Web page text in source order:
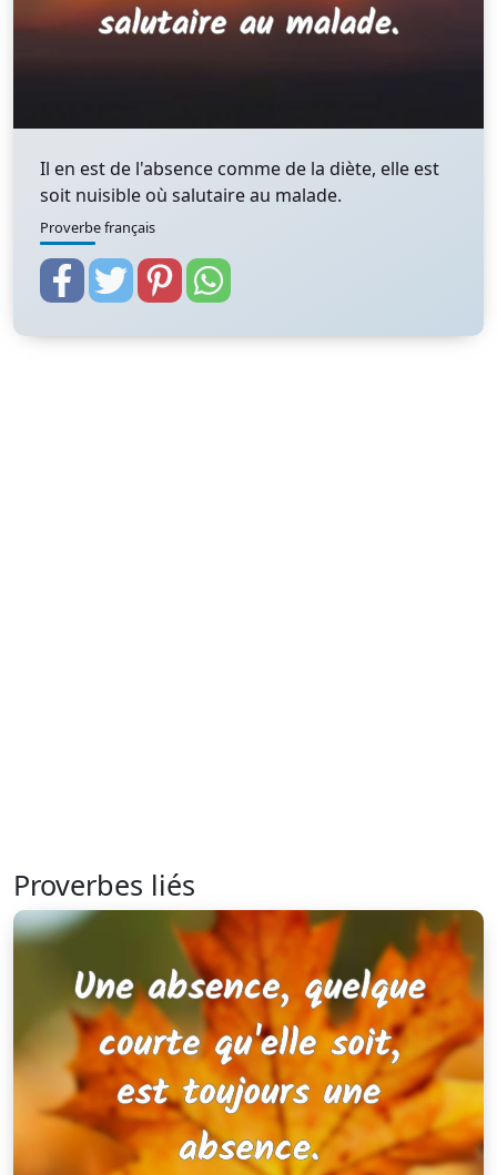
Il en est de l'absence comme de la diète, elle est
soit nuisible où salutaire au malade.
Proverbe français
Proverbes liés